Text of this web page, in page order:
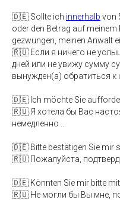
🇩🇪 Sollte ich innerhalb von
oder den Betrag auf
gezwungen, meinen Anwalt
🇷🇺 Если я ничего не
дней или не увижу сумму
вынужден(а) обратиться к
🇩🇪 Ich möchte Sie
🇷🇺 Я хотела бы Вас
немедленно ...
🇩🇪 Bitte bestätigen Sie mir
🇷🇺 Пожалуйста,
🇩🇪 Könnten Sie mir bitte
🇷🇺 Не могли бы Вы мне,